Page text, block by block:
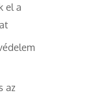
el a
az